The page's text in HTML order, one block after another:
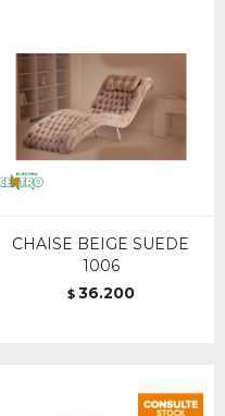
CHAISE BEIGE SUEDE
1006
$ 36.200